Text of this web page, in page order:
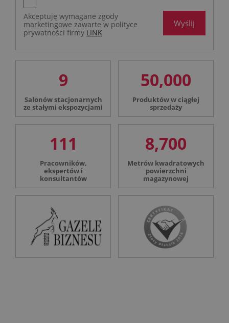
Akceptuję wymagane zgody
marketingowe zawarte w polityce
prywatności firmy LINK
Wyślij
9
Salonów stacjonarnych
ze stałymi ekspozycjami
50,000
Produktów w ciągłej
sprzedaży
111
Pracowników,
ekspertów i
konsultantów
8,700
Metrów kwadratowych
powierzchni
magazynowej